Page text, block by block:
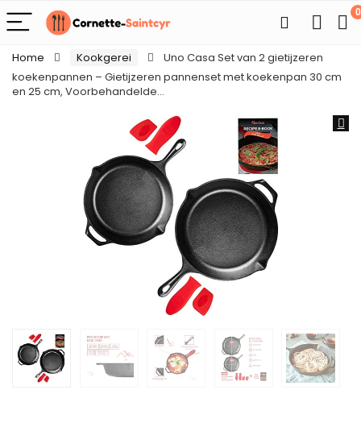
0
Home Kookgerei
Uno Casa Set van 2 gietijzeren
koekenpannen – Gietijzeren pannenset met koekenpan 30 cm
en 25 cm, Voorbehandelde…